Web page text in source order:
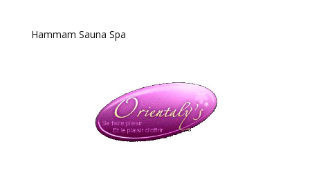
Hammam Sauna Spa